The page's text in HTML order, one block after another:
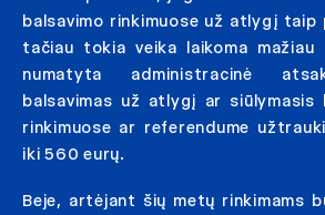
balsavimo rinkimuose už atlygį
tačiau tokia veika laikoma
numatyta administracinė
balsavimas už atlygį ar
rinkimuose ar referendume
iki 560 eurų.
Beje, artėjant šių metų rinkimams